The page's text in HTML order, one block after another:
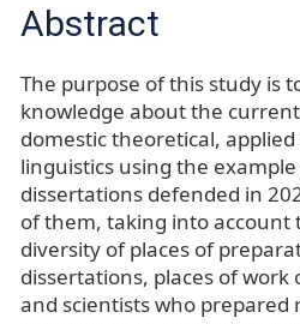
Abstract
The purpose of this study is
knowledge about the
domestic theoretical,
linguistics using the
dissertations defended in
of them, taking into account
diversity of places of
dissertations, places of
and scientists who prepared